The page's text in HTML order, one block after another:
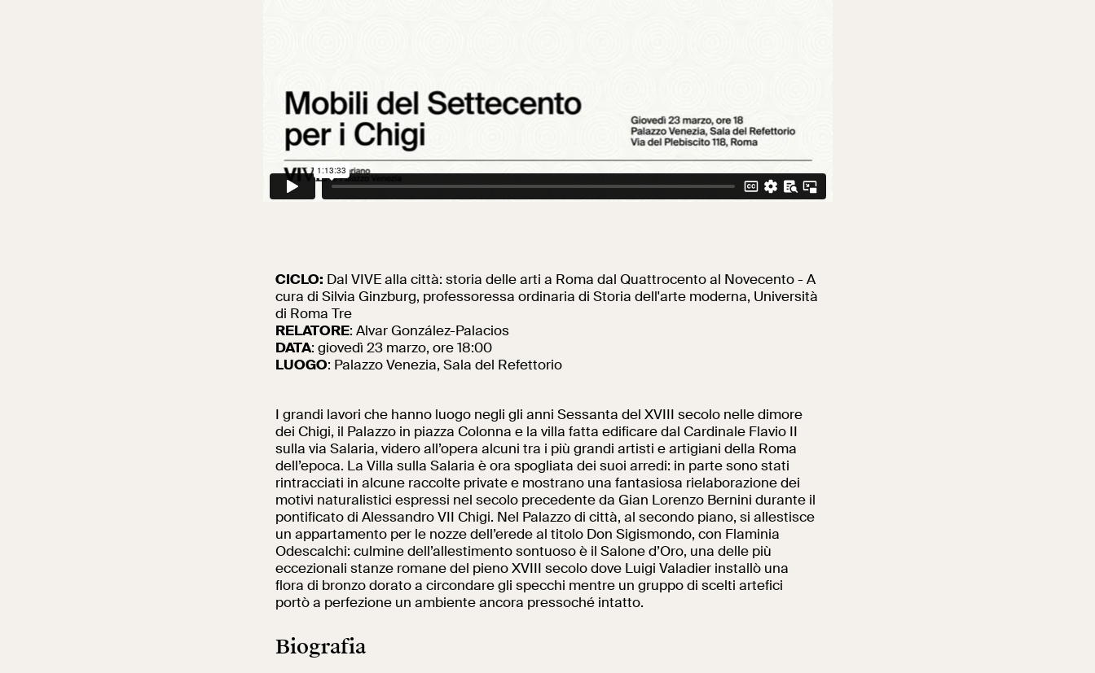
CICLO: Dal VIVE alla città: storia delle arti a Roma dal Quattrocento al Novecento- A
cura di Silvia Ginzburg, professoressa ordinaria di Storia dell'arte moderna, Università
di Roma Tre
RELATORE: Alvar González-Palacios
DATA: giovedì 23 marzo, ore 18:00
LUOGO: Palazzo Venezia, Sala del Refettorio
I grandi lavori che hanno luogo negli gli anni Sessanta del XVIII secolo nelle dimore
dei Chigi, il Palazzo in piazza Colonna e la villa fatta edificare dal Cardinale Flavio II
sulla via Salaria, videro all’opera alcuni tra i più grandi artisti e artigiani della Roma
dell’epoca. La Villa sulla Salaria è ora spogliata dei suoi arredi: in parte sono stati
rintracciati in alcune raccolte private e mostrano una fantasiosa rielaborazione dei
motivi naturalistici espressi nel secolo precedente da Gian Lorenzo Bernini durante il
pontificato di Alessandro VII Chigi. Nel Palazzo di città, al secondo piano, si allestisce
un appartamento per le nozze dell’erede al titolo Don Sigismondo, con Flaminia
Odescalchi: culmine dell’allestimento sontuoso è il Salone d’Oro, una delle più
eccezionali stanze romane del pieno XVIII secolo dove Luigi Valadier installò una
flora di bronzo dorato a circondare gli specchi mentre un gruppo di scelti artefici
portò a perfezione un ambiente ancora pressoché intatto.
Biografia